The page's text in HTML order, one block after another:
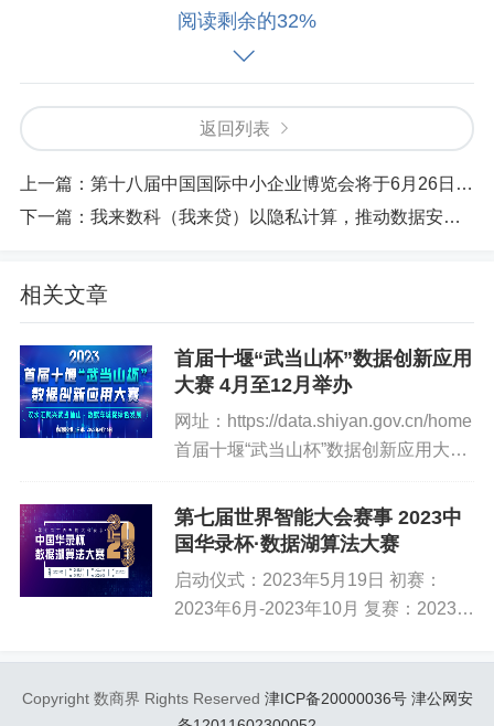
智能化公共数据平台，进一步提升数据归集能力、数字资
源统筹管理能力、基础设施支撑能力和安全保障能力；成
立浙江省数据开放融合关键技术研究重点实验室，协同攻
关数字技术难题。
围绕省委、省政府三个“一号工程”和“十项重大工程”，大赛
紧扣经济发展主题，聚焦数字经济、营商环境、“地瓜经
能找链服务等热点在本次大赛选题方向中均有体现。
为促进数据高效流通使用、赋能实体经济、统筹推进数据
安全治理，大赛设置了数据治理与安全、数据开放利用两
大赛道，旨在探索数据协同治理新格局、数据资源利用新
数据质量、保证数据安全、全面提升统筹数据管理能力的
场景应用。数据开放利用赛道重点聚焦数据利用情况好、
经济社会效益明显的场景应用。
阅读剩余的32%
返回列表
上一篇： 第十八届中国国际中小企业博览会将于6月26日至30日在广州举办
下一篇： 我来数科（我来贷）以隐私计算，推动数据安全全新发展
相关文章
首届十堰“武当山杯”数据创新应用
大赛 4月至12月举办
网址：https://data.shiyan.gov.cn/home
首届十堰“武当山杯”数据创新应用大赛
评选出一批与十堰发展实际紧密结合的
优秀作品，以大赛为载体，推...
第七届世界智能大会赛事 2023中
国华录杯·数据湖算法大赛
启动仪式：2023年5月19日 初赛：
2023年6月-2023年10月 复赛：2023年
址：https://dev.ehu...
Copyright 数商界 Rights Reserved 津ICP备20000036号 津公网安